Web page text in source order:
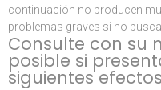
continuación no producen
problemas graves si no
Consulte con su
posible si
siguientes